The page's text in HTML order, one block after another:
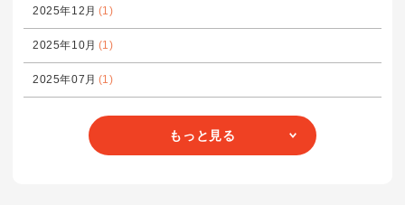
2025年12月 (1)
2025年10月 (1)
2025年07月 (1)
もっと見る